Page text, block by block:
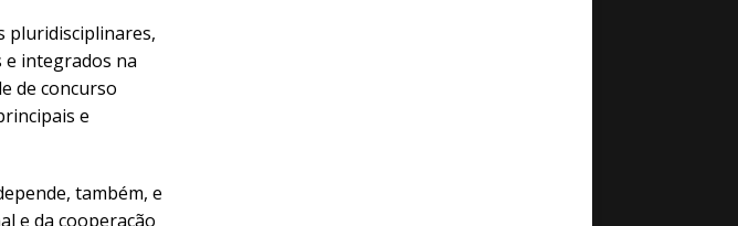
pluridisciplinares,
e integrados na
de concurso
e
também, e
e da cooperação